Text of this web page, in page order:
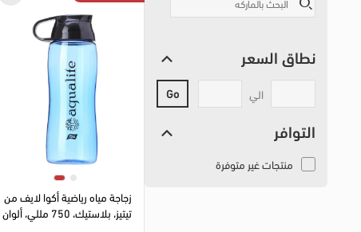
نطاق السعر
الي Go
التوافر
منتجات غير متوفرة
زجاجة مياه رياضية أكوا لايف من
تيتيز، بلاستيك، 750 مللي، ألوان